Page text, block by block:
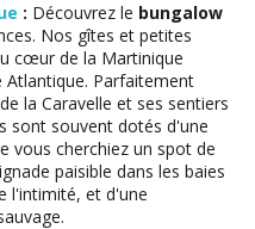
: Découvrez le bungalow
Nos gîtes et petites
cœur de la Martinique
Parfaitement
la Caravelle et ses sentiers
sont souvent dotés d'une
vous cherchiez un spot de
paisible dans les baies
l'intimité, et d'une